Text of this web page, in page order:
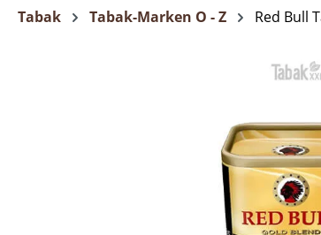
Tabak Tabak-Marken O - Z Red Bull